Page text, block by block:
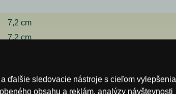
7,2 cm
7,2 cm
Prehlásenie
ďalšie sledovacie nástroje s cieľom vylepšenia
obsahu a reklám, analýzy návštevnosti